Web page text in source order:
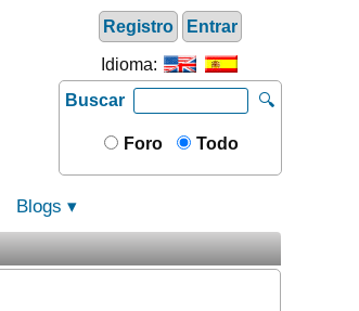
Registro Entrar
Idioma:
Buscar
🔍
Foro Todo
Blogs